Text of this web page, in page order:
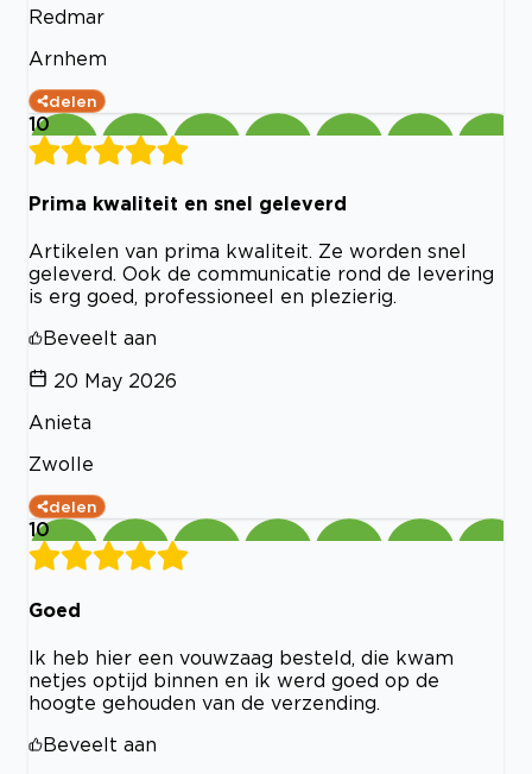
Redmar
Arnhem
delen
10
Prima kwaliteit en snel geleverd
Artikelen van prima kwaliteit. Ze worden snel
geleverd. Ook de communicatie rond de levering
is erg goed, professioneel en plezierig.
Beveelt aan
20 May 2026
Anieta
Zwolle
delen
10
Goed
Ik heb hier een vouwzaag besteld, die kwam
netjes optijd binnen en ik werd goed op de
hoogte gehouden van de verzending.
Beveelt aan